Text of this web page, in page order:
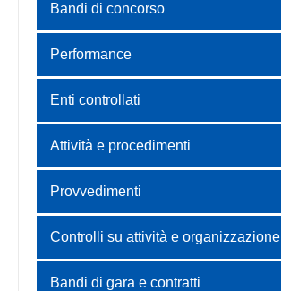
Bandi di concorso
Performance
Enti controllati
Attività e procedimenti
Provvedimenti
Controlli su attività e organizzazione
Bandi di gara e contratti